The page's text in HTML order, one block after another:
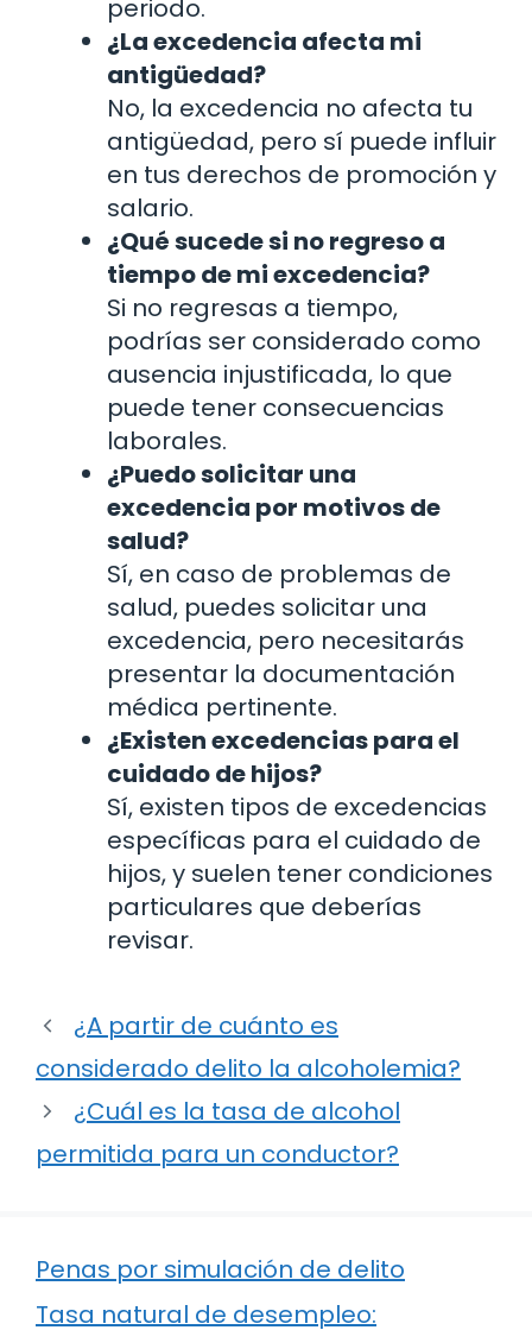
periodo.
¿La excedencia afecta mi
antigüedad?
No, la excedencia no afecta tu
antigüedad, pero sí puede influir
en tus derechos de promoción y
salario.
¿Qué sucede si no regreso a
tiempo de mi excedencia?
Si no regresas a tiempo,
podrías ser considerado como
ausencia injustificada, lo que
puede tener consecuencias
laborales.
¿Puedo solicitar una
excedencia por motivos de
salud?
Sí, en caso de problemas de
salud, puedes solicitar una
excedencia, pero necesitarás
presentar la documentación
médica pertinente.
¿Existen excedencias para el
cuidado de hijos?
Sí, existen tipos de excedencias
específicas para el cuidado de
hijos, y suelen tener condiciones
particulares que deberías
revisar.
¿A partir de cuánto es
considerado delito la alcoholemia?
¿Cuál es la tasa de alcohol
permitida para un conductor?
Penas por simulación de delito
Tasa natural de desempleo: